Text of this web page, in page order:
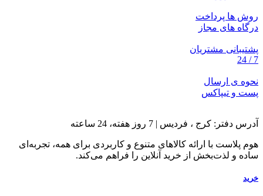
روش ها پرداخت
درگاه های مجاز
پشتیبانی مشتریان
7 / 24
نحوه ی ارسال
پست و تیپاکس
آدرس دفتر: کرج ، فردیس | 7 روز هفته، 24 ساعته
هوم پلاست با ارائه کالاهای متنوع و کاربردی برای همه، تجربه‌ای
ساده و لذت‌بخش از خرید آنلاین را فراهم می‌کند.
خرید